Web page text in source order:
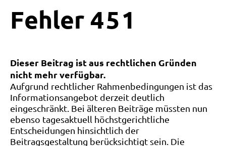
Fehler 4 5 1
Dieser Beitrag ist aus rechtlichen Gründen
nicht mehr verfügbar.
Aufgrund rechtlicher Rahmenbedingungen ist das
Informationsangebot derzeit deutlich
eingeschränkt. Bei älteren Beiträge müssten nun
ebenso tagesaktuell höchstgerichtliche
Entscheidungen hinsichtlich der
Beitragsgestaltung berücksichtigt sein. Die